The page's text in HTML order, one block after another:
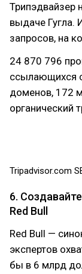
Трипэдвайзер
выдаче Гугла.
запросов, на
24 870 796
ссылающихся
доменов, 172
органический
Tripadvisor.com
6.
Red Bull
Red Bull —
экспертов
бы в 6 млрд